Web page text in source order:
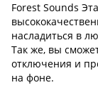
Forest Sounds
насладиться в
Так же, вы
отключения и
на фоне.